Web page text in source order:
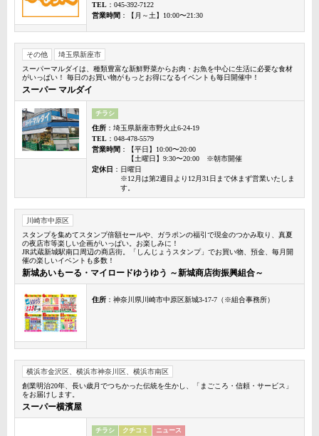
TEL ：045-392-7122
営業時間 ：【月～土】10:00〜21:30
その他
埼玉県新座市
スーパーマルダイは、種類豊富な新鮮野菜からお肉・お魚を中心に生活に必要な食材
がいっぱい！ 毎日のお買い物がもっとお得になるイベントも毎日開催中！
スーパー マルダイ
チラシ
住所 ：埼玉県新座市野火止6-24-19
TEL ：048-478-5579
営業時間 ：【平日】10:00〜20:00
【土曜日】9:30〜20:00 ※朝市開催
定休日 ：日曜日
※12月は第2週目より12月31日まで休まず営業いたしま
す。
川崎市中原区
スタンプを集めてスタンプ倍額セールや、ガラポンの福引で現金のつかみ取り、真夏
の夜店市等楽しい企画がいっぱい。お楽しみに！
JR武蔵新城駅南口周辺の商店街。「しんじょうスタンプ」でお買い物、預金、毎月開
催の楽しいイベントも多数！
新城あいもーる・マイロードゆうゆう ～新城商店街振興組合～
住所 ：神奈川県川崎市中原区新城3-17-7（※組合事務所）
横浜市金沢区、横浜市神奈川区、横浜市南区
創業明治20年、長い歳月でつちかった伝統を生かし、「まごころ・信頼・サービス」
をお届けします。
スーパー横濱屋
チラシ クチコミ ニュース